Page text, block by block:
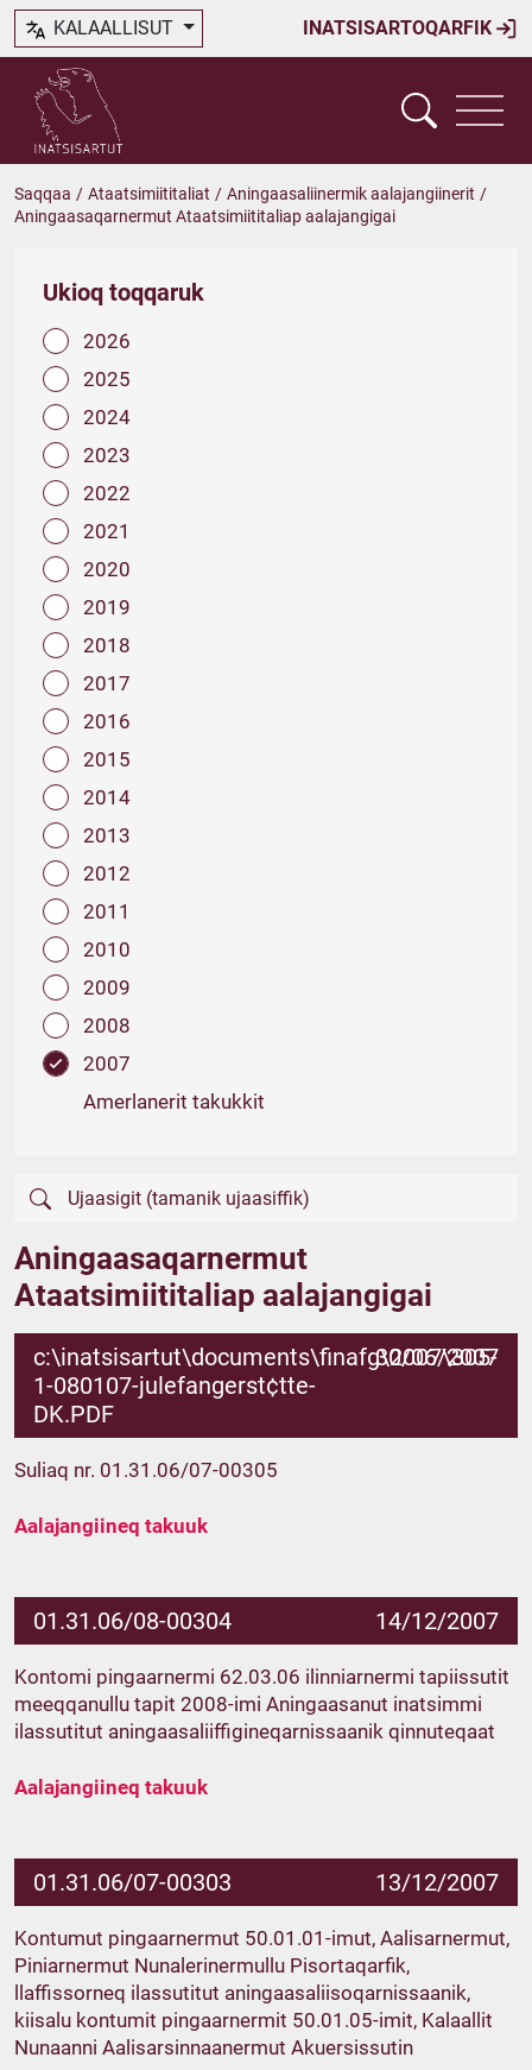
INATSISARTOQARFIK
KALAALLISUT
Saqqaa / Ataatsimiititaliat / Aningaasaliinermik aalajangiinerit /
Aningaasaqarnermut Ataatsimiititaliap aalajangigai
Ukioq toqqaruk
2026
2025
2024
2023
2022
2021
2020
2019
2018
2017
2016
2015
2014
2013
2012
2011
2010
2009
2008
2007
Amerlanerit takukkit
Aningaasaqarnermut
Ataatsimiititaliap aalajangigai
c:\inatsisartut\documents\finafg\2007\305-
1-080107-julefangerst¢tte-
DK.PDF
30/06/2007
Suliaq nr. 01.31.06/07-00305
Aalajangiineq takuuk
01.31.06/08-00304 14/12/2007
Kontomi pingaarnermi 62.03.06 ilinniarnermi tapiissutit
meeqqanullu tapit 2008-imi Aningaasanut inatsimmi
ilassutitut aningaasaliiffigineqarnissaanik qinnuteqaat
Aalajangiineq takuuk
01.31.06/07-00303 13/12/2007
Kontumut pingaarnermut 50.01.01-imut, Aalisarnermut,
Piniarnermut Nunalerinermullu Pisortaqarfik,
llaffissorneq ilassutitut aningaasaliisoqarnissaanik,
kiisalu kontumit pingaarnermit 50.01.05-imit, Kalaallit
Nunaanni Aalisarsinnaanermut Akuersissutin